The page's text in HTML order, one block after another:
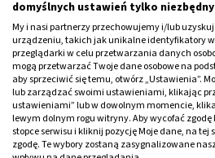
domyślnych ustawień tylko
My i nasi partnerzy przechowujemy i/lub
urządzeniu, takich jak unikalne identyfikatory
przeglądarki w celu przetwarzania danych
mogą przetwarzać Twoje dane osobowe na
aby sprzeciwić się temu, otwórz „Ustawienia”.
lub zarządzać swoimi ustawieniami, klikając
ustawieniami” lub w dowolnym momencie,
lewym dolnym rogu witryny. Aby wycofać
stopce serwisu i kliknij pozycję Moje dane, na tej
zgodę. Te wybory zostaną zasygnalizowane